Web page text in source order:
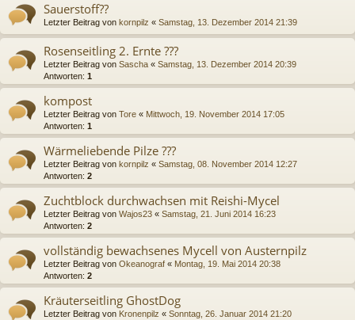
Sauerstoff??
Letzter Beitrag von kornpilz « Samstag, 13. Dezember 2014 21:39
Rosenseitling 2. Ernte ???
Letzter Beitrag von Sascha « Samstag, 13. Dezember 2014 20:39
Antworten: 1
kompost
Letzter Beitrag von Tore « Mittwoch, 19. November 2014 17:05
Antworten: 1
Wärmeliebende Pilze ???
Letzter Beitrag von kornpilz « Samstag, 08. November 2014 12:27
Antworten: 2
Zuchtblock durchwachsen mit Reishi-Mycel
Letzter Beitrag von Wajos23 « Samstag, 21. Juni 2014 16:23
Antworten: 2
vollständig bewachsenes Mycell von Austernpilz
Letzter Beitrag von Okeanograf « Montag, 19. Mai 2014 20:38
Antworten: 2
Kräuterseitling GhostDog
Letzter Beitrag von Kronenpilz « Sonntag, 26. Januar 2014 21:20